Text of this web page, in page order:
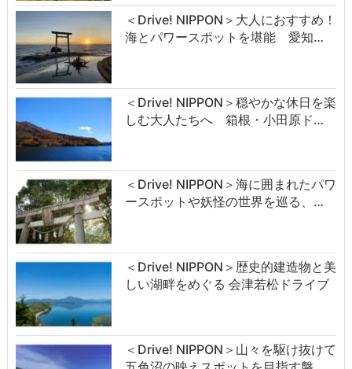
＜Drive! NIPPON＞大人におすすめ！
海とパワースポットを堪能 愛知…
＜Drive! NIPPON＞穏やかな休日を楽
しむ大人たちへ 箱根・小田原ド…
＜Drive! NIPPON＞海に囲まれたパワ
ースポットや妖怪の世界を巡る、…
＜Drive! NIPPON＞歴史的建造物と美
しい湖畔をめぐる 会津若松ドライブ
＜Drive! NIPPON＞山々を駆け抜けて